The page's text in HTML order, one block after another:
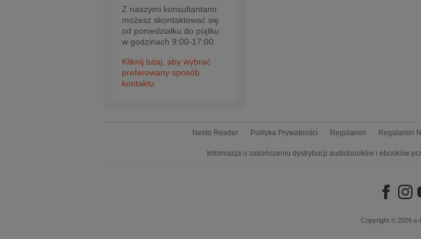
Z naszymi konsultantami
możesz skontaktować się
od poniedziałku do piątku
w godzinach 9:00-17:00.
Kliknij tutaj, aby wybrać
preferowany sposób
kontaktu
Nexto Reader Polityka Prywatności Regulamin Regulamin
Informacja o zakończeniu dystrybucji audiobooków i ebooków
Copyright © 2026 e-